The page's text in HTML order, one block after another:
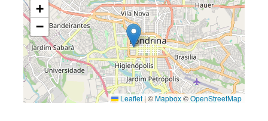
+
−
Leaflet|©Mapbox©OpenStreetMap